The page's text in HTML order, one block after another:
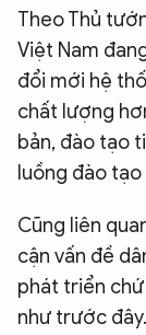
Theo Thủ
Việt Nam
đổi mới hệ
chất lượng
bản, đào tạo
luồng đào
Cũng liên
cận vấn đề
phát triển
như trước